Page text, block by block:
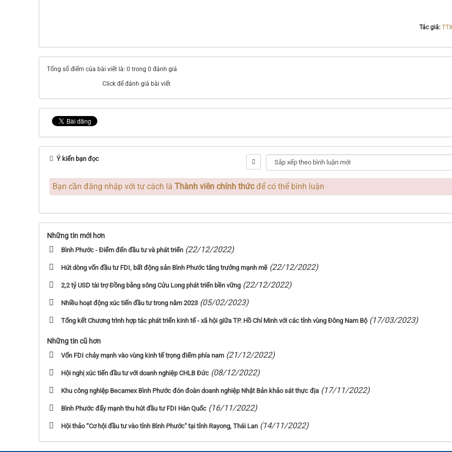
Tác giả:
Tổng số điểm của bài viết là: 0 trong 0 đánh giá
Click để đánh giá bài viết
Ý kiến bạn đọc
Bạn cần đăng nhập với tư cách là Thành viên chính thứcđể có thể bình luận
Những tin mới hơn
Bình Phước - Điểm đến đầu tư và phát triển (22/12/2022)
Hút dòng vốn đầu tư FDI, bất động sản Bình Phước tăng trưởng mạnh mẽ (22/12/2022)
2,2 tỷ USD tài trợ Đồng bằng sông Cửu Long phát triển bền vững (22/12/2022)
Nhiều hoạt động xúc tiến đầu tư trong năm 2023 (05/02/2023)
Tổng kết Chương trình hợp tác phát triển kinh tế - xã hội giữa TP. Hồ Chí Minh với các tỉnh vùng Đông Nam Bộ (17/03/2023)
Những tin cũ hơn
Vốn FDI chảy mạnh vào vùng kinh tế trọng điểm phía nam (21/12/2022)
Hội nghị xúc tiến đầu tư với doanh nghiệp CHLB Đức (08/12/2022)
Khu công nghiệp Becamex Bình Phước đón đoàn doanh nghiệp Nhật Bản khảo sát thực địa (17/11/2022)
Bình Phước đẩy mạnh thu hút đầu tư FDI Hàn Quốc (16/11/2022)
Hội thảo “Cơ hội đầu tư vào tỉnh Bình Phước" tại tỉnh Rayong, Thái Lan (14/11/2022)